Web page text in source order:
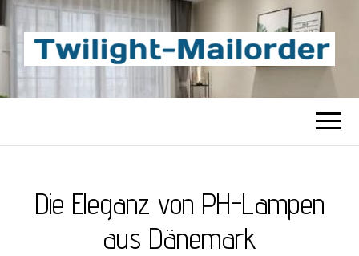
TWILIGHT-
MAILORDER
Beste Content-Sharing-Site
Die Eleganz von PH-Lampen
aus Dänemark